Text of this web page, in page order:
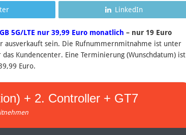
LinkedIn
5G/LTE nur 39,99 Euro monatlich – nur 19 Euro
ausverkauft sein. Die Rufnummernmitnahme ist unter
Kundencenter. Eine Terminierung (Wunschdatum) ist
Euro.
+ 2. Controller + GT7